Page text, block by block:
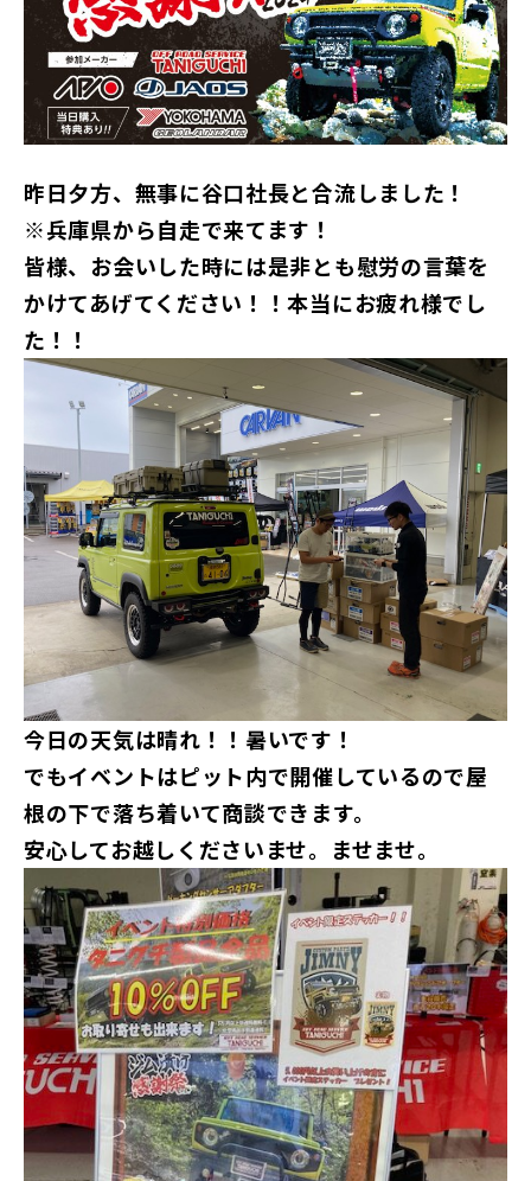
昨日夕方、無事に谷口社長と合流しました！
※兵庫県から自走で来てます！
皆様、お会いした時には是非とも慰労の言葉を
かけてあげてください！！本当にお疲れ様でし
た！！
今日の天気は晴れ！！暑いです！
でもイベントはピット内で開催しているので屋
根の下で落ち着いて商談できます。
安心してお越しくださいませ。ませませ。